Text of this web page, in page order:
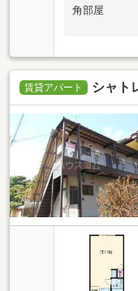
角部屋
賃貸アパート シャト